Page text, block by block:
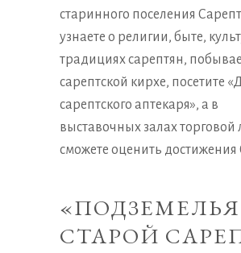
старинного поселения
узнаете о религии, быте,
традициях сарептян,
сарептской кирхе, посетите
сарептского аптекаря», а в
выставочных залах торговой
сможете оценить достижения
«ПОДЗЕМЕЛЬЯ
СТАРОЙ